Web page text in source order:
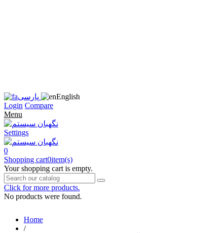
پارسی
English
Login Compare
Menu
Settings
0
Shopping cart0item(s)
Your shopping cart is empty.
Click for more products.
No products were found.
Home
/